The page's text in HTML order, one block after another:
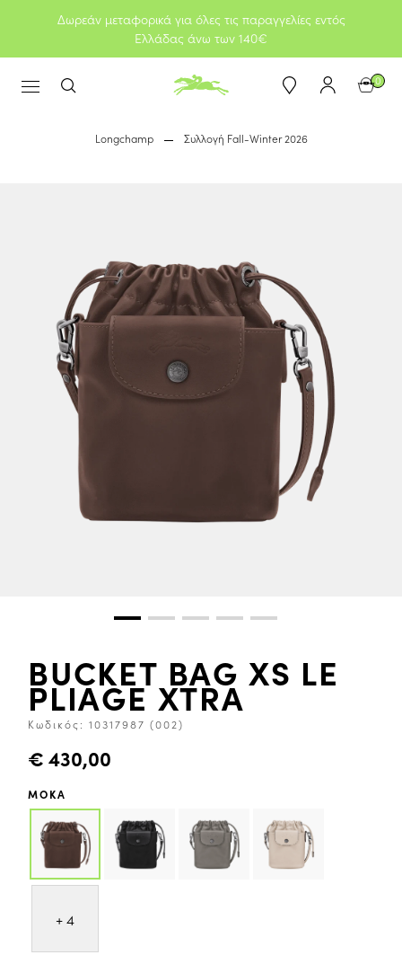
Δωρεάν μεταφορικά για όλες τις παραγγελίες εντός
Ελλάδας άνω των 140€
0
Longchamp Συλλογή Fall-Winter 2026
BUCKET BAG XS LE
PLIAGE XTRA
Κωδικός: 10317987 (002)
€ 430,00
ΜΌΚΑ
+ 4